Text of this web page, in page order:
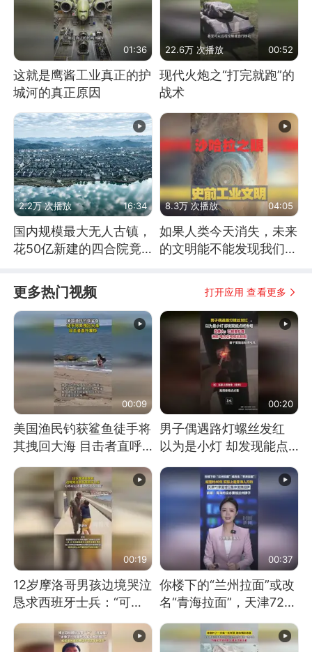
01:36
这就是鹰酱工业真正的护
城河的真正原因
22.6万 次播放 00:52
现代火炮之“打完就跑”的
战术
2.2万 次播放 16:34
国内规模最大无人古镇，
花50亿新建的四合院竟
8.3万 次播放 04:05
如果人类今天消失，未来
的文明能不能发现我们存
更多热门视频 打开应用 查看更多
00:09
美国渔民钓获鲨鱼徒手将
其拽回大海 目击者直呼
消息）
00:20
男子偶遇路灯螺丝发红
以为是小灯 却发现能点
处理
00:19
12岁摩洛哥男孩边境哭泣
恳求西班牙士兵：“可不
00:37
你楼下的“兰州拉面”或改
名“青海拉面”，天津72家